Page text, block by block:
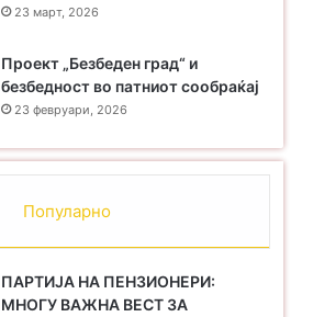
23 март, 2026
Проект „Безбеден град“ и
безбедност во патниот сообраќај
23 февруари, 2026
Популарно
ПАРТИЈА НА ПЕНЗИОНЕРИ:
МНОГУ ВАЖНА ВЕСТ ЗА